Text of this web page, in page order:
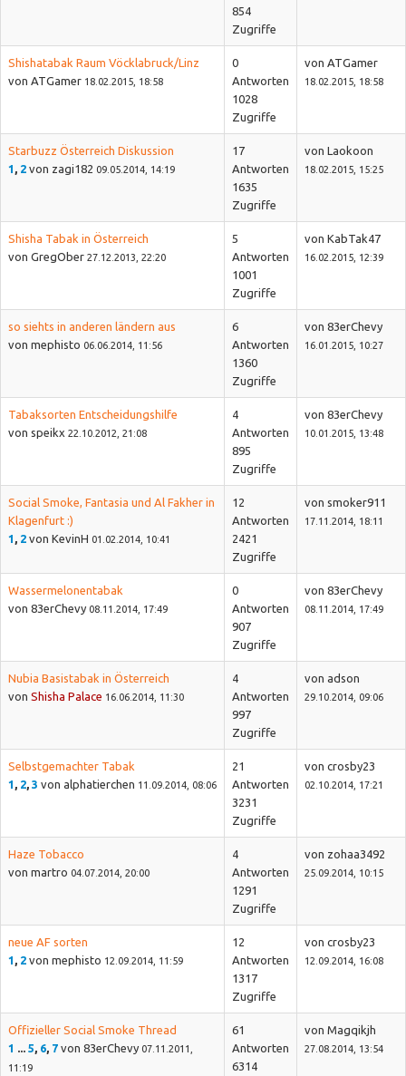
854
Zugriffe
Shishatabak Raum Vöcklabruck/Linz
von ATGamer 18.02.2015, 18:58
0
Antworten
1028
Zugriffe
von ATGamer
18.02.2015, 18:58
Starbuzz Österreich Diskussion
1
2 von zagi182 09.05.2014, 14:19
17
Antworten
1635
Zugriffe
von Laokoon
18.02.2015, 15:25
Shisha Tabak in Österreich
von GregOber 27.12.2013, 22:20
5
Antworten
1001
Zugriffe
von KabTak47
16.02.2015, 12:39
so siehts in anderen ländern aus
von mephisto 06.06.2014, 11:56
6
Antworten
1360
Zugriffe
von 83erChevy
16.01.2015, 10:27
Tabaksorten Entscheidungshilfe
von speikx 22.10.2012, 21:08
4
Antworten
895
Zugriffe
von 83erChevy
10.01.2015, 13:48
Social Smoke, Fantasia und Al Fakher in
Klagenfurt :)
1
2 von KevinH 01.02.2014, 10:41
12
Antworten
2421
Zugriffe
von smoker911
17.11.2014, 18:11
Wassermelonentabak
von 83erChevy 08.11.2014, 17:49
0
Antworten
907
Zugriffe
von 83erChevy
08.11.2014, 17:49
Nubia Basistabak in Österreich
von Shisha Palace 16.06.2014, 11:30
4
Antworten
997
Zugriffe
von adson
29.10.2014, 09:06
Selbstgemachter Tabak
1
2 3 von alphatierchen 11.09.2014, 08:06
21
Antworten
3231
Zugriffe
von crosby23
02.10.2014, 17:21
Haze Tobacco
von martro 04.07.2014, 20:00
4
Antworten
1291
Zugriffe
von zohaa3492
25.09.2014, 10:15
neue AF sorten
1
2 von mephisto 12.09.2014, 11:59
12
Antworten
1317
Zugriffe
von crosby23
12.09.2014, 16:08
Offizieller Social Smoke Thread
1
5 6 7 von 83erChevy 07.11.2011,
11:19
61
Antworten
6314
von Magqikjh
27.08.2014, 13:54